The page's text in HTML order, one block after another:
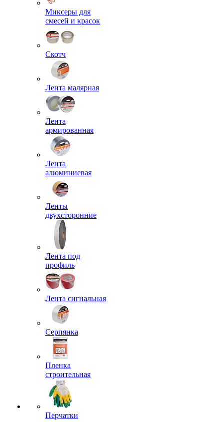
Миксеры для
смесей и красок
Скотч
Лента малярная
Лента
армированная
Лента
алюминиевая
Ленты
двухсторонние
Лента под
профиль
Лента сигнальная
Серпянка
Пленка
строительная
Перчатки